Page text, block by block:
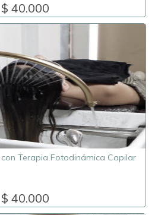
$ 40.000
Terapia Fotodinámica Capilar
$ 40.000